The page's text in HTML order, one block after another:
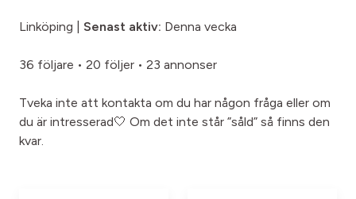
Linköping | Senast aktiv: Denna vecka
36 följare • 20 följer • 23 annonser
Tveka inte att kontakta om du har någon fråga eller om
du är intresserad🤍 Om det inte står ”såld” så finns den
kvar.